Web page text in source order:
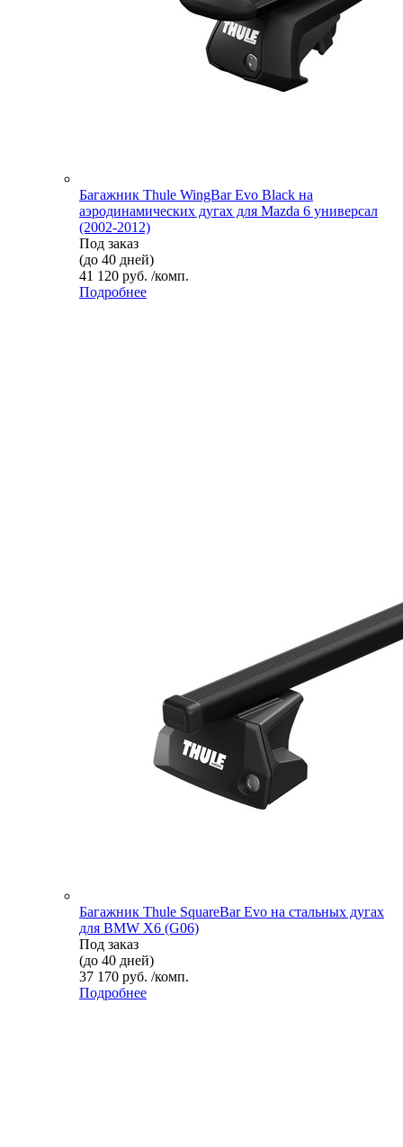
Багажник Thule WingBar Evo Black на
аэродинамических дугах для Mazda 6 универсал
(2002-2012)
Под заказ
(до 40 дней)
41 120 руб. /комп.
Подробнее
Багажник Thule SquareBar Evo на стальных дугах
для BMW X6 (G06)
Под заказ
(до 40 дней)
37 170 руб. /комп.
Подробнее